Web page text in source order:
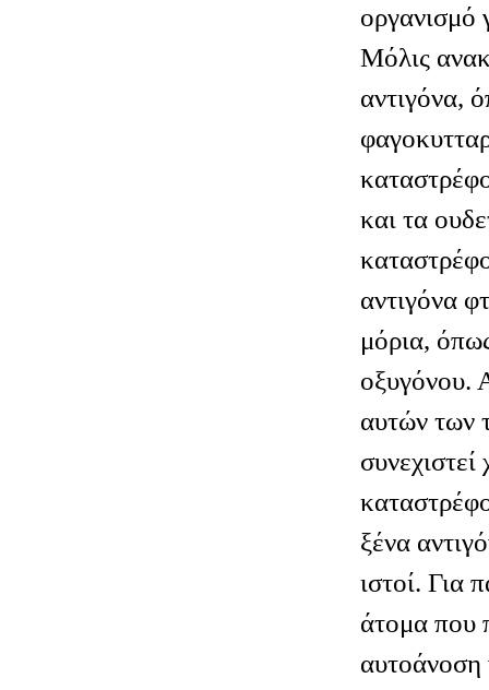
οργανισμό
Μόλις
αντιγόνα,
και τα
αντιγόνα
μόρια,
οξυγόνου.
αυτών των
συνεχιστεί
ξένα
ιστοί. Για
άτομα που